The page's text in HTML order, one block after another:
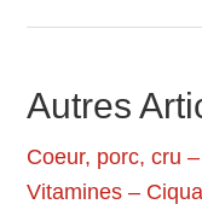
Autres
Coeur, porc, cru
Vitamines –